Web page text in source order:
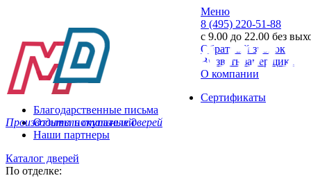
Производитель стальных дверей
Меню
8 (495) 220-51-88
с 9.00 до 22.00 без
Обратный звонок
Вызвать замерщика
О компании
Сертификаты
Благодарственные письма
Отзывы покупателей
Наши партнеры
Каталог дверей
По отделке: